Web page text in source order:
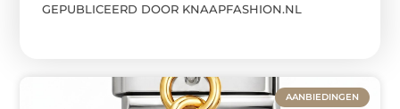
GEPUBLICEERD DOOR KNAAPFASHION.NL
AANBIEDINGEN